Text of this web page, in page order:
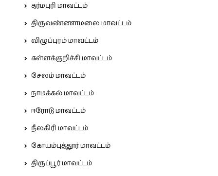
தர்மபுரி மாவட்டம்
திருவண்ணாமலை மாவட்டம்
விழுப்புரம் மாவட்டம்
கள்ளக்குறிச்சி மாவட்டம்
சேலம் மாவட்டம்
நாமக்கல் மாவட்டம்
ஈரோடு மாவட்டம்
நீலகிரி மாவட்டம்
கோயம்புத்தூர் மாவட்டம்
திருப்பூர் மாவட்டம்